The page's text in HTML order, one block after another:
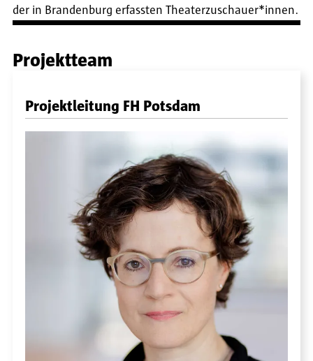
der in Brandenburg erfassten Theaterzuschauer*innen.
Projektteam
Projektleitung FH Potsdam